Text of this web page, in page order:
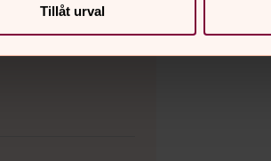
Tillåt urval